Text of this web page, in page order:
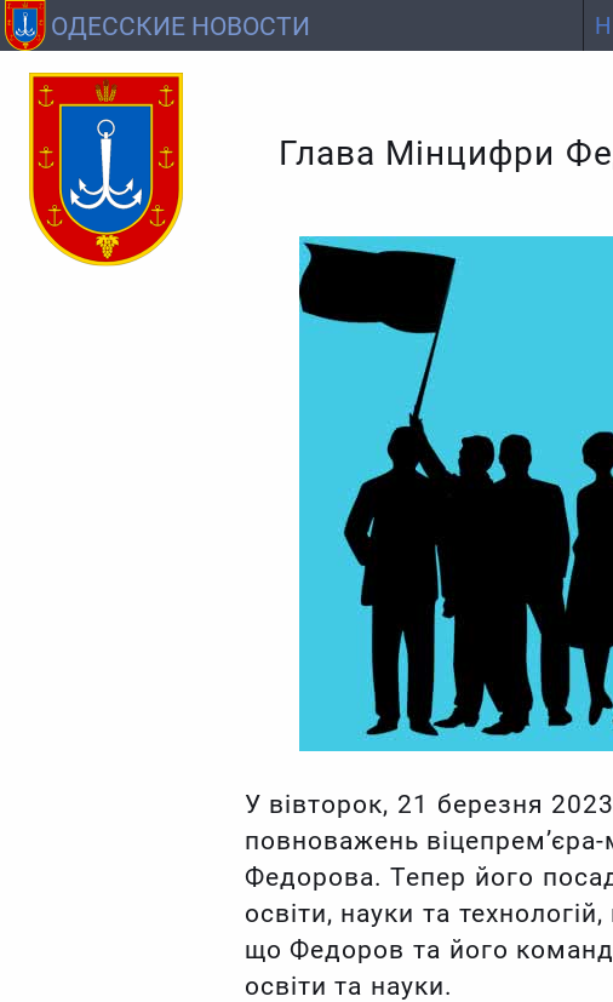
ОДЕССКИЕ НОВОСТИ
Глава Мінцифри
У вівторок, 21 березня
повноважень
Федорова. Тепер його
освіти, науки та
що Федоров та його
освіти та науки.